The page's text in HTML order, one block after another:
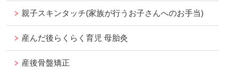
親子スキンタッチ(家族が行うお子さんへのお手当)
産んだ後らくらく育児 母胎灸
産後骨盤矯正